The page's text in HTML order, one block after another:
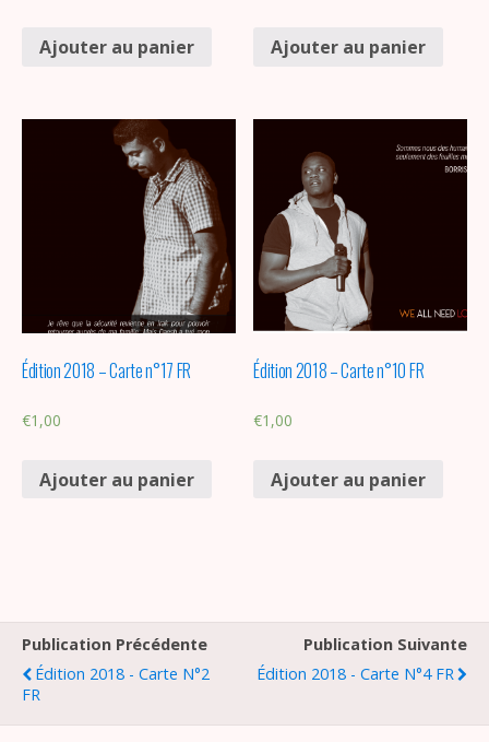
Ajouter au panier Ajouter au panier
Édition 2018 – Carte n°17 FR
€1,00
Ajouter au panier
Édition 2018 – Carte n°10 FR
€1,00
Ajouter au panier
Publication Précédente
Édition 2018 - Carte N°2
FR
Publication Suivante
Édition 2018 - Carte N°4 FR